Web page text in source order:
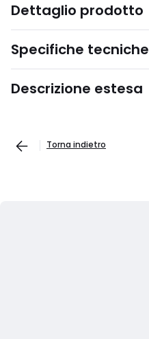
Dettaglio prodotto
Specifiche tecniche
Descrizione estesa
Torna indietro